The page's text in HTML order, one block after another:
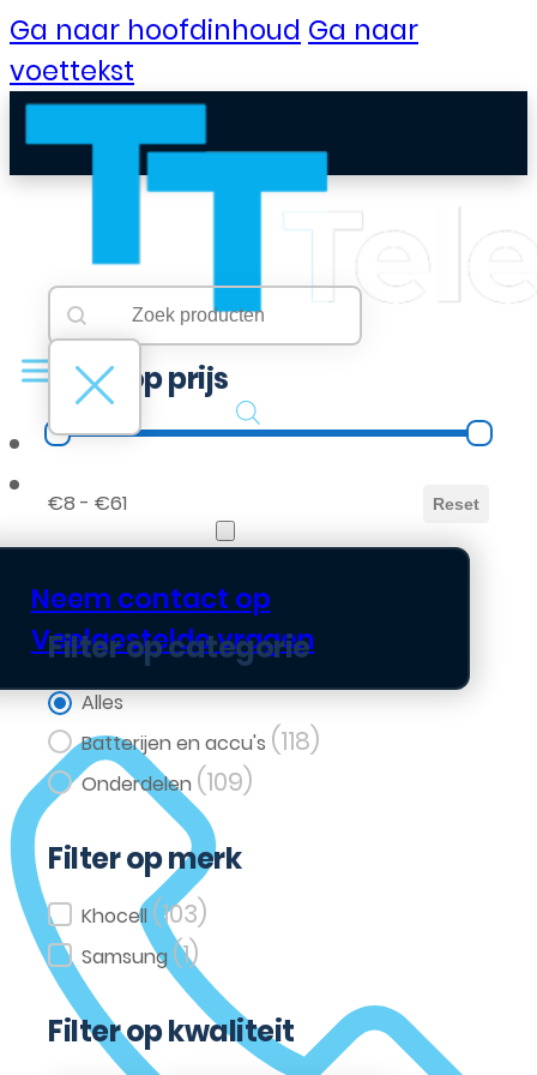
Ga naar hoofdinhoud Ga naar
voettekst
B2B Portaal
Neem contact op
Veelgestelde vragen
Searchbar
Search content
Filter op prijs
Filter op prijs
€8 - €61 Reset
Filter op categorie
Filter op categorie
Alles
Batterijen en accu's (118)
Onderdelen (109)
Filter op merk
Filter op merk
Khocell (103)
Samsung (1)
Filter op kwaliteit